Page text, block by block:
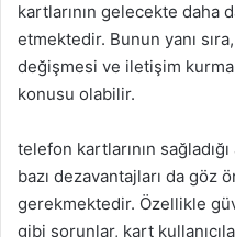
kartlarının gelecekte daha
etmektedir. Bunun yanı
değişmesi ve iletişim
konusu olabilir.
telefon kartlarının
bazı dezavantajları da göz
gerekmektedir. Özellikle
gibi sorunlar, kart